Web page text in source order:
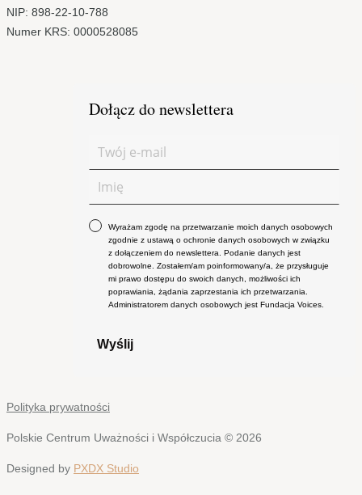
NIP: 898-22-10-788
Numer KRS: 0000528085
Dołącz do newslettera
Wyrażam zgodę na przetwarzanie moich danych osobowych
zgodnie z ustawą o ochronie danych osobowych w związku
z dołączeniem do newslettera. Podanie danych jest
dobrowolne. Zostałem/am poinformowany/a, że przysługuje
mi prawo dostępu do swoich danych, możliwości ich
poprawiania, żądania zaprzestania ich przetwarzania.
Administratorem danych osobowych jest Fundacja Voices.
Wyślij
Polityka prywatności
Polskie Centrum Uważności i Współczucia © 2026
Designed by PXDX Studio